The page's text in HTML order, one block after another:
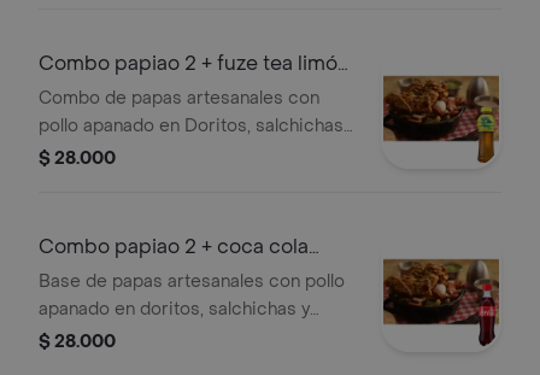
Combo papiao 2 + fuze tea limón
400ml
Combo de papas artesanales con
pollo apanado en Doritos, salchichas y
huevo de codorniz, acompañado de
$ 28.000
Combo papiao 2 + coca cola
personal
Base de papas artesanales con pollo
apanado en doritos, salchichas y
huevito de codorniz. + coca cola 400
$ 28.000